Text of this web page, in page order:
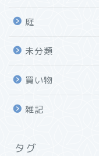
庭
未分類
買い物
雑記
タグ